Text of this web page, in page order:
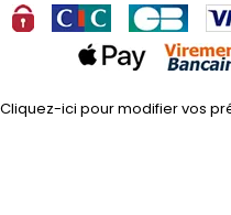
Cliquez-ici pour modifier vos